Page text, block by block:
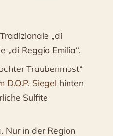
„di
„di Reggio Emilia“.
Traubenmost“
D.O.P. Siegel hinten
Sulfite
Nur in der Region